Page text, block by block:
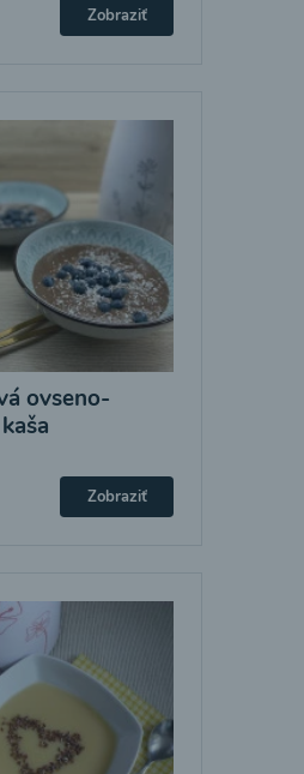
Zobraziť
ovseno-
Zobraziť